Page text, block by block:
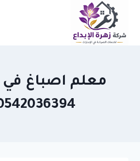
التجاوز
المحتوى
معلم اصباغ في
|